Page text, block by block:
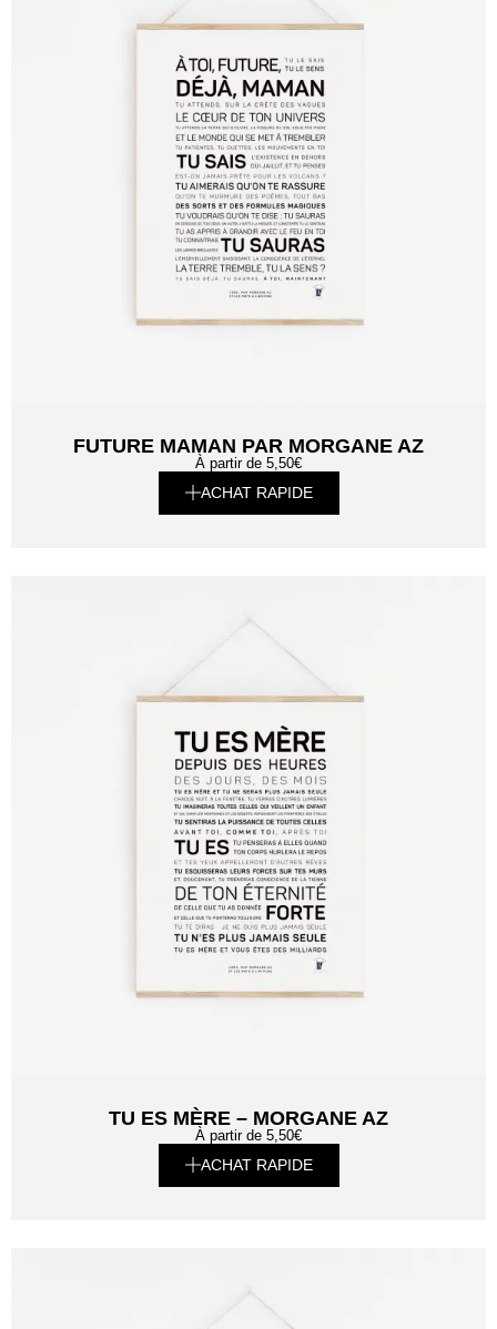
FUTURE MAMAN PAR MORGANE AZ
À partir de 5,50€
ACHAT RAPIDE
TU ES MÈRE – MORGANE AZ
À partir de 5,50€
ACHAT RAPIDE